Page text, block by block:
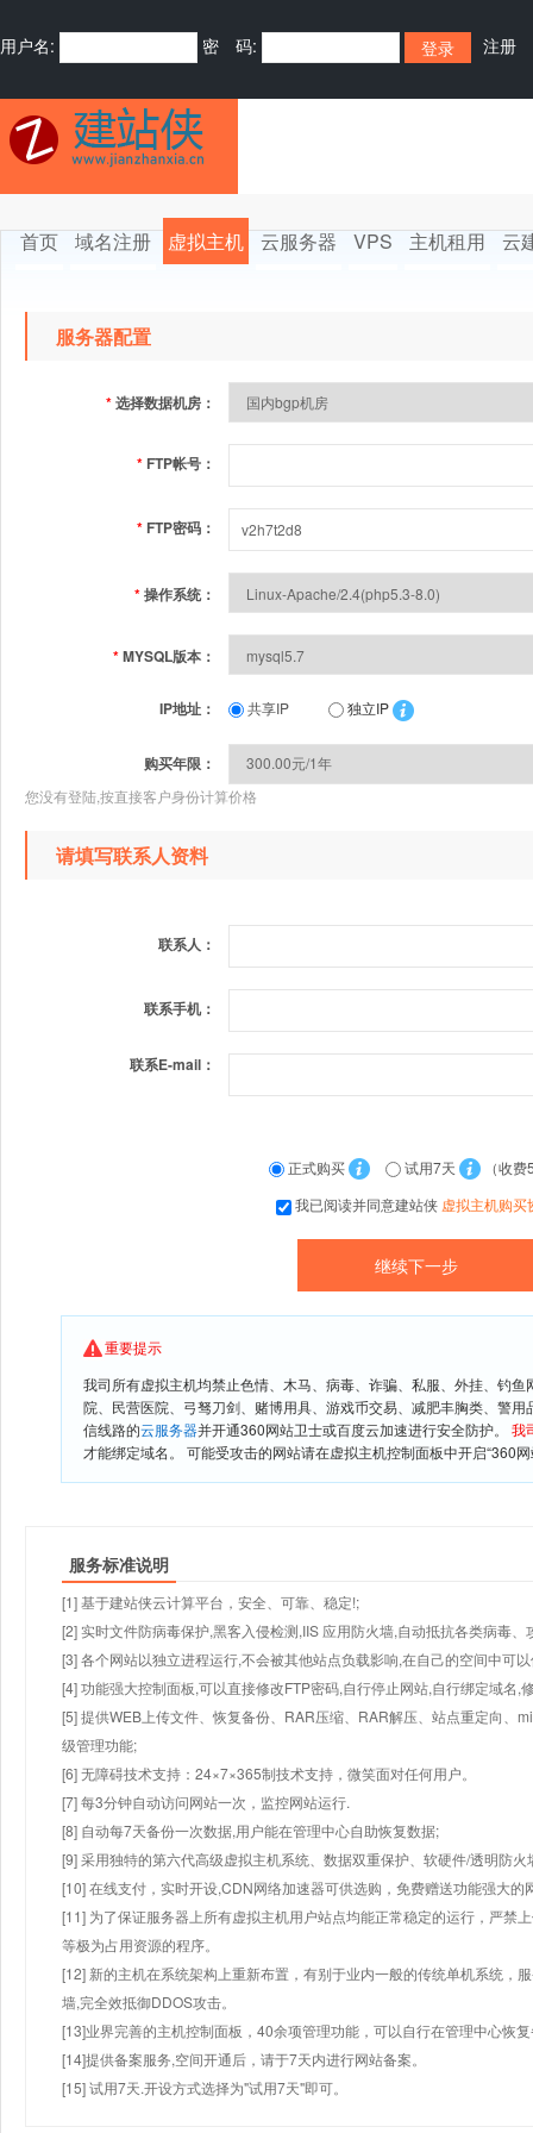
用户名: 密 码: 注册
首页 域名注册 虚拟主机 云服务器 VPS 主机租用 云
服务器配置
*选择数据机房：
* FTP帐号：
* FTP密码：
*操作系统：
*MYSQL版本：
IP地址： 共享IP 独立IP
购买年限：
您没有登陆,按直接客户身份计算价格
请填写联系人资料
联系人：
联系手机：
联系E-mail：
正式购买 试用7天
（收费
我已阅读并同意建站侠 虚拟主机购买
重要提示
我司所有虚拟主机均禁止色情、木马、病毒、诈骗、私服、外挂、钓
院、民营医院、弓驽刀剑、赌博用具、游戏币交易、减肥丰胸类、警
信线路的云服务器并开通360网站卫士或百度云加速进行安全防护。 我
才能绑定域名。 可能受攻击的网站请在虚拟主机控制面板中开启“360
服务标准说明
[1] 基于建站侠云计算平台，安全、可靠、稳定!;
[2] 实时文件防病毒保护,黑客入侵检测,IIS 应用防火墙,自动抵抗各类病毒、
[3] 各个网站以独立进程运行,不会被其他站点负载影响,在自己的空间中可
[4] 功能强大控制面板,可以直接修改FTP密码,自行停止网站,自行绑定域名,
[5] 提供WEB上传文件、恢复备份、RAR压缩、RAR解压、站点重定向、
级管理功能;
[6] 无障碍技术支持：24×7×365制技术支持，微笑面对任何用户。
[7] 每3分钟自动访问网站一次，监控网站运行.
[8] 自动每7天备份一次数据,用户能在管理中心自助恢复数据;
[9] 采用独特的第六代高级虚拟主机系统、数据双重保护、软硬件/透明防火
[10] 在线支付，实时开设,CDN网络加速器可供选购，免费赠送功能强大
[11] 为了保证服务器上所有虚拟主机用户站点均能正常稳定的运行，严禁
等极为占用资源的程序。
[12] 新的主机在系统架构上重新布置，有别于业内一般的传统单机系统，
墙,完全效抵御DDOS攻击。
[13]业界完善的主机控制面板，40余项管理功能，可以自行在管理中心恢
[14]提供备案服务,空间开通后，请于7天内进行网站备案。
[15] 试用7天.开设方式选择为"试用7天"即可。